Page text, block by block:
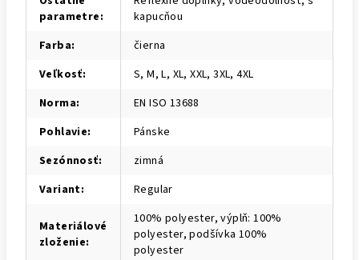
parametre:
kapucňou
Farba:
čierna
Veľkosť:
S, M, L, XL, XXL, 3XL, 4XL
Norma:
EN ISO 13688
Pohlavie:
Pánske
Sezónnosť:
zimná
Variant: Regular
Materiálové
zloženie:
100% polyester, výplň: 100%
polyester, podšívka 100%
polyester